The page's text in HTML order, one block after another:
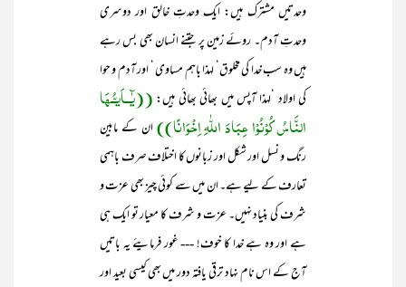
وحدتیں مشترک ہیں: ایک وحدتِ خالق اور دوسری
وحدتِ آدم۔ روئے زمین پر جتنے انسان بھی بس رہے
ہیں وہ سب خدا کی مخلوق‘ لہذا باہم مساوی ‘ اور آدم و حوا
کی اولاد ‘لہذا آپس میں بھائی بھائی ہیں:((یٰٓــاَیـُّـھَا
النَّاسُ کُوْنُوْا عِبَادَ اللّٰہِ اِخْوَانًا))ان کے مابین
رنگ و نسل اور شکل اور زبانوں کا اختلاف صرف باہمی
تعارف کے لیے ہے۔ ان میں سے کوئی چیز بھی عزت و
شرف کی بنیاد نہیں۔ عزت و شرف کا معیار تو ایک ہی
ہے اور وہ ہے خدا کا خوف! --- غور فرمایئے یہ باتیں
آج کے اس نام نہاد ترقی یافتہ دور میں بھی کیسی بعید اور